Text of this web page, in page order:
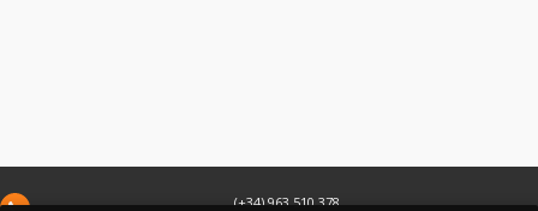
(+34) 963 510 378